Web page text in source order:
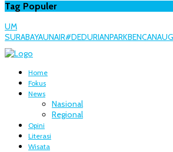
Tag Populer
UM
SURABAYAUNAIR#DEDURIANPARKBENCANA
Home
Fokus
News
Nasional
Regional
Opini
Literasi
Wisata